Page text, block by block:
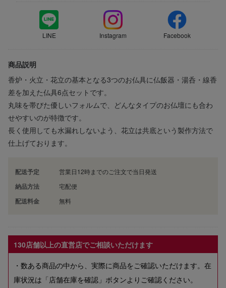
LINE Instagram Facebook
商品説明
香炉・火立・花立の基本となる3つのお仏具に仏飯器・湯呑・線香
差を加えた仏具6点セットです。
丸味を帯びた優しいフォルムで、どんなタイプのお仏壇にも合わ
せやすいのが特徴です。
長く使用しても水漏れしないよう、花立は共底という製作方法で
仕上げております。
配送予定 営業日12時までのご注文で当日発送
納品方法 宅配便
配送料金 無料
130店舗以上の直営店でご相談いただけます
・数ある商品の中から、実際に商品をご確認いただけます。在
庫状況は「店舗在庫を確認」ボタンよりご確認ください。